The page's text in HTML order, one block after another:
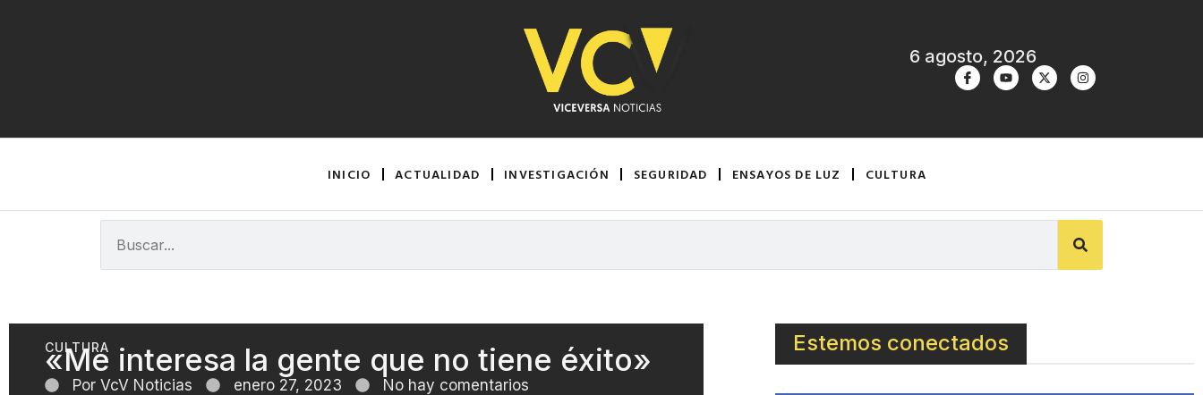
6 agosto, 2026
INICIO ACTUALIDAD INVESTIGACIÓN SEGURIDAD ENSAYOS DE LUZ CULTURA
CULTURA
«Me interesa la gente que no tiene éxito»
Por VcV Noticias enero 27, 2023 No hay comentarios
Estemos conectados